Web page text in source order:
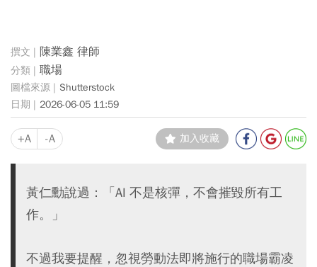
陳業鑫 律師
職場
Shutterstock
2026-06-05 11:59
+A -A 加入收藏
黃仁勳說過：「AI 不是核彈，不會摧毀所有工
作。」
不過我要提醒，忽視勞動法即將施行的職場霸凌